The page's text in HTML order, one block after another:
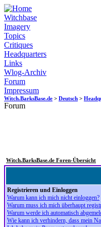
Witchbase
Imagery
Topics
Critiques
Headquarters
Links
Wlog-Archiv
Forum
Impressum
Witch.BarksBase.de > Deutsch >
Forum
Witch.BarksBase.de Foren-Übersicht
Registrieren und Einloggen
Warum kann ich mich nicht einloggen?
Warum muss ich mich überhaupt
Warum werde ich automatisch
Wie kann ich verhindern, dass mein